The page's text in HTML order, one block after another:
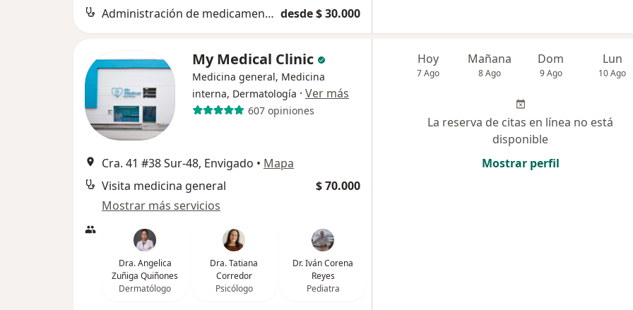
Administración de medicamentos desde $ 30.000
My Medical Clinic
Medicina general, Medicina
interna, Dermatología · Ver más
607 opiniones
Cra. 41 #38 Sur-48, Envigado • Mapa
Visita medicina general
$ 70.000
Mostrar más servicios
Dra. Angelica
Zuñiga Quiñones
Dermatólogo
Dra. Tatiana
Corredor
Psicólogo
Dr. Iván Corena
Reyes
Pediatra
Hoy
7 Ago
Mañana
8 Ago
Dom
9 Ago
Lun
10 Ago
La reserva de citas en línea no está
disponible
Mostrar perfil